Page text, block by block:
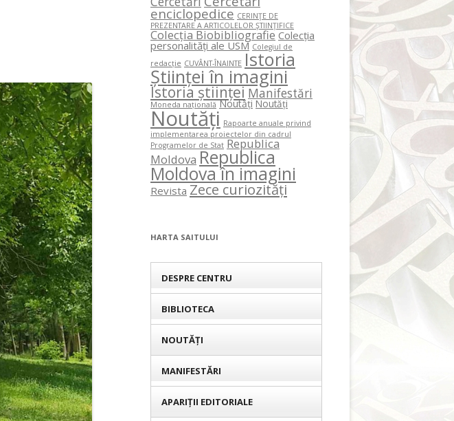
enciclopedice CERINŢE DE
PREZENTARE A ARTICOLELOR ŞTIINŢIFICE
Colecția Biobibliografie Colecția
personalități ale USM Colegiul de
redacție CUVÂNT-ÎNAINTE Istoria
Științei în imagini
Istoria științei Manifestări
Moneda națională Noutăți Noutăți
Noutăți Rapoarte anuale privind
implementarea proiectelor din cadrul
Programelor de Stat Republica
Moldova Republica
Moldova în imagini
Revista Zece curiozități
HARTA SAITULUI
DESPRE CENTRU
BIBLIOTECA
NOUTĂȚI
MANIFESTĂRI
APARIȚII EDITORIALE